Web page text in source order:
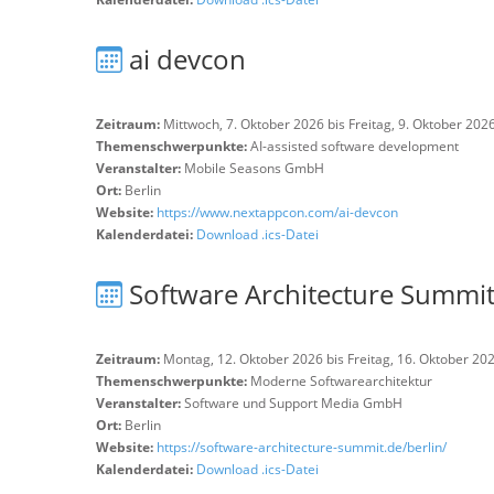
ai devcon
Zeitraum: Mittwoch, 7. Oktober 2026 bis Freitag, 9. Oktober
Themenschwerpunkte:AI-assisted software development
Veranstalter: Mobile Seasons GmbH
Ort: Berlin
Website: https://www.nextappcon.com/ai-devcon
Kalenderdatei: Download .ics-Datei
Software Architecture Summit
Zeitraum: Montag, 12. Oktober 2026 bis Freitag, 16. Oktober
Themenschwerpunkte: Moderne Softwarearchitektur
Veranstalter:Software und Support Media GmbH
Ort: Berlin
Website: https://software-architecture-summit.de/berlin/
Kalenderdatei: Download .ics-Datei